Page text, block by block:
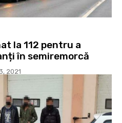
la 112 pentru a
în semiremorcă
2021